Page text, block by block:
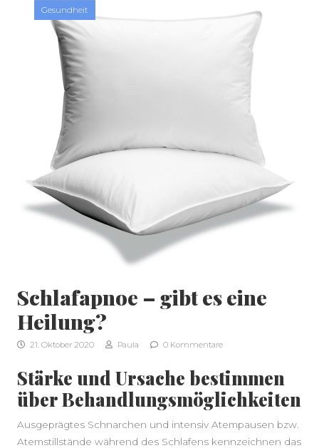
Gesundheit
Schlafapnoe – gibt es eine
Heilung?
21. Oktober 2020 Paula 0 Kommentare
Stärke und Ursache bestimmen
über Behandlungsmöglichkeiten
Ausgeprägtes Schnarchen und intensiv Atempausen bzw.
Atemstillstände während des Schlafens kennzeichnen das
SEITENLEISTE